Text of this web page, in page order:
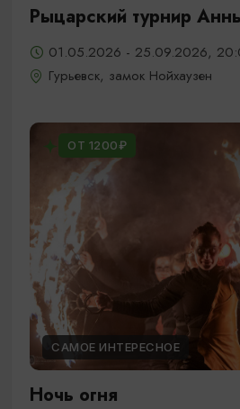
Рыцарский турнир
01.05.2026 - 25.09.2026,
Гурьевск, замок Нойхаузен
ОТ 1200₽
САМОЕ ИНТЕРЕСНОЕ
Ночь огня